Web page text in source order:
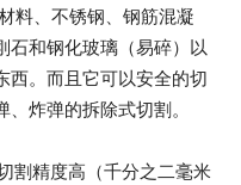
料、不锈钢、钢筋混凝
石和钢化玻璃（易碎）以
西。而且它可以安全的切
炸弹的拆除式切割。
割精度高（千分之二毫米